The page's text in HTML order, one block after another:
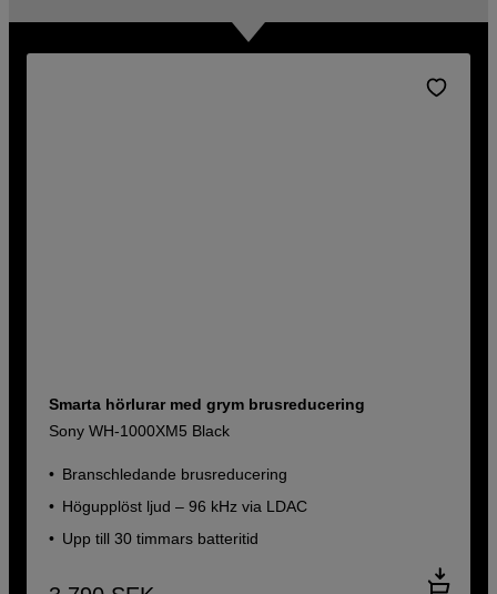
Smarta hörlurar med grym brusreducering
Sony WH-1000XM5 Black
Branschledande brusreducering
Högupplöst ljud – 96 kHz via LDAC
Upp till 30 timmars batteritid